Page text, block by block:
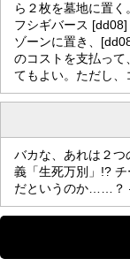
ら２枚を墓地に置く。
フシギバース
ゾーンに置き、
のコストを支払って
てもよい。ただし、
バカな、あれは２
義「生死万別」!?
だというのか……？